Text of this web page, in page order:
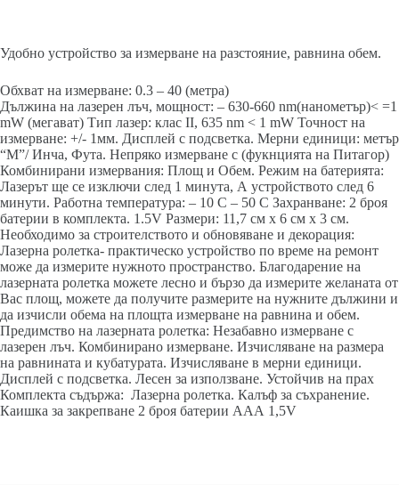
Удобно устройство за измерване на разстояние, равнина обем.
Обхват на измерване: 0.3 – 40 (метра)
Дължина на лазерен лъч, мощност: – 630-660 nm(нанометър)< =1
mW (мегават) Тип лазер: клас II, 635 nm < 1 mW Точност на
измерване: +/- 1мм. Дисплей с подсветка. Мерни единици: метър
“М”/ Инча, Фута. Непряко измерване с (фукнцията на Питагор)
Комбинирани измервания: Площ и Обем. Режим на батерията:
Лазерът ще се изключи след 1 минута, А устройството след 6
минути. Работна температура: – 10 С – 50 С Захранване: 2 броя
батерии в комплекта. 1.5V Размери: 11,7 см х 6 см х 3 см.
Необходимо за строителството и обновяване и декорация:
Лазерна ролетка- практическо устройство по време на ремонт
може да измерите нужното пространство. Благодарение на
лазерната ролетка можете лесно и бързо да измерите желаната от
Вас площ, можете да получите размерите на нужните дължини и
да изчисли обема на площта измерване на равнина и обем.
Предимство на лазерната ролетка: Незабавно измерване с
лазерен лъч. Комбинирано измерване. Изчисляване на размера
на равнината и кубатурата. Изчисляване в мерни единици.
Дисплей с подсветка. Лесен за използване. Устойчив на прах
Комплекта съдържа: Лазерна ролетка. Калъф за съхранение.
Каишка за закрепване 2 броя батерии ААА 1,5V